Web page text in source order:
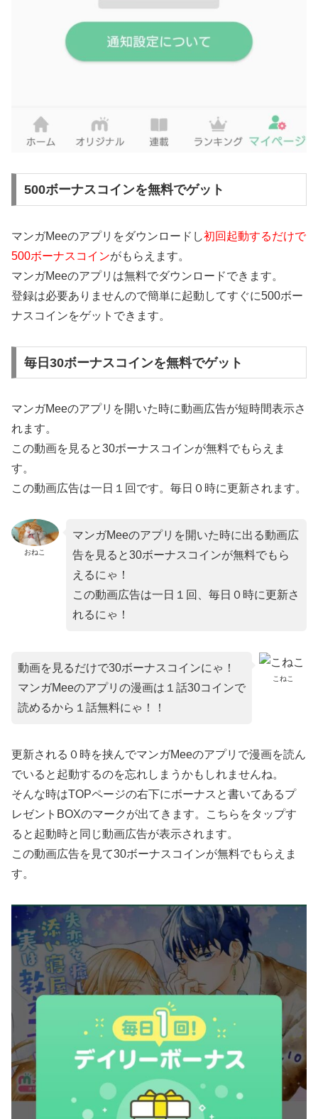
500ボーナスコインを無料でゲット
マンガMeeのアプリをダウンロードし初回起動するだけで
500ボーナスコインがもらえます。
マンガMeeのアプリは無料でダウンロードできます。
登録は必要ありませんので簡単に起動してすぐに500ボー
ナスコインをゲットできます。
毎日30ボーナスコインを無料でゲット
マンガMeeのアプリを開いた時に動画広告が短時間表示さ
れます。
この動画を見ると30ボーナスコインが無料でもらえま
す。
この動画広告は一日１回です。毎日０時に更新されます。
おねこ
マンガMeeのアプリを開いた時に出る動画広
告を見ると30ボーナスコインが無料でもら
えるにゃ！
この動画広告は一日１回、毎日０時に更新さ
れるにゃ！
こねこ
動画を見るだけで30ボーナスコインにゃ！
マンガMeeのアプリの漫画は１話30コインで
読めるから１話無料にゃ！！
更新される０時を挟んでマンガMeeのアプリで漫画を読ん
でいると起動するのを忘れしまうかもしれませんね。
そんな時はTOPページの右下にボーナスと書いてあるプ
レゼントBOXのマークが出てきます。こちらをタップす
ると起動時と同じ動画広告が表示されます。
この動画広告を見て30ボーナスコインが無料でもらえま
す。